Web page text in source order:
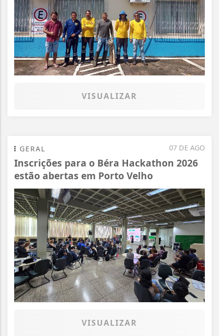
VISUALIZAR
07 DE AGO
GERAL
Inscrições para o Béra Hackathon 2026
estão abertas em Porto Velho
VISUALIZAR